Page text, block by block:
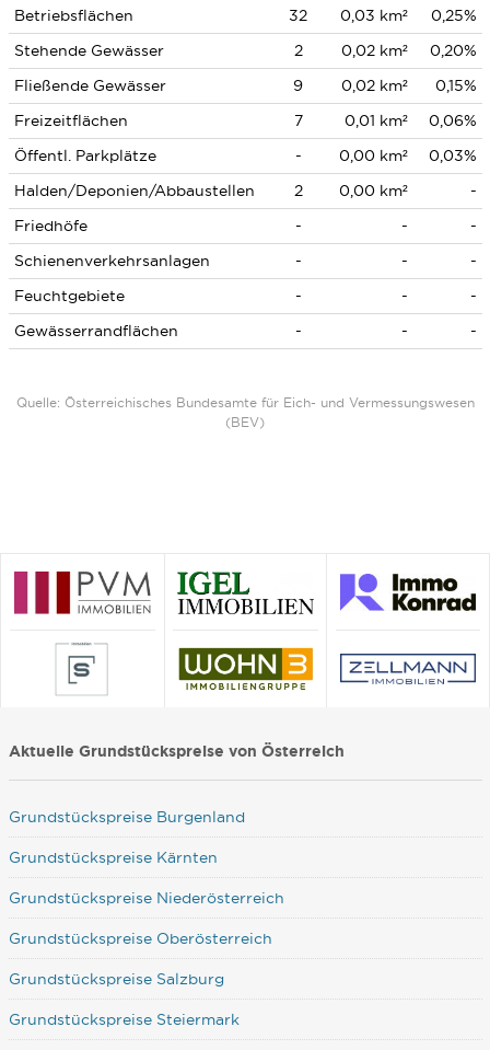
Betriebsflächen 32 0,03 km²
0,25%
Stehende Gewässer
2 0,02 km²
0,20%
Fließende Gewässer
9 0,02 km²
0,15%
Freizeitflächen
7 0,01 km²
0,06%
Öffentl. Parkplätze
- 0,00 km²
0,03%
Halden/Deponien/Abbaustellen
2 0,00 km²
-
Friedhöfe
- -
-
Schienenverkehrsanlagen
- -
-
Feuchtgebiete
- -
-
Gewässerrandflächen
- - -
Quelle: Österreichisches Bundesamte für Eich- und Vermessungswesen
(BEV)
Aktuelle Grundstückspreise von Österreich
Grundstückspreise Burgenland
Grundstückspreise Kärnten
Grundstückspreise Niederösterreich
Grundstückspreise Oberösterreich
Grundstückspreise Salzburg
Grundstückspreise Steiermark